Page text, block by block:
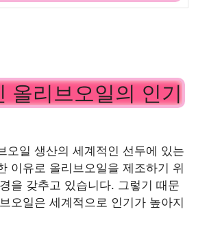
올리브오일의 인기
오일 생산의 세계적인 선두에 있는
이유로 올리브오일을 제조하기 위
을 갖추고 있습니다. 그렇기 때문
오일은 세계적으로 인기가 높아지